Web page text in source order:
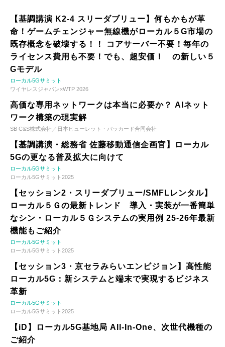
【基調講演 K2-4 スリーダブリュー】何もかもが革
命！ゲームチェンジャー無線機がローカル５G市場の
既存概念を破壊する！！ コアサーバー不要！毎年の
ライセンス費用も不要！でも、超安価！ の新しい５
Gモデル
ローカル5Gサミット
ワイヤレスジャパン×WTP 2026
高価な専用ネットワークは本当に必要か？ AIネット
ワーク構築の現実解
SB C&S株式会社／日本ヒューレット・パッカード合同会社
【基調講演・総務省 佐藤移動通信企画官】ローカル
5Gの更なる普及拡大に向けて
ローカル5Gサミット
ローカル5Gサミット2025
【セッション2・スリーダブリュー/SMFLレンタル】
ローカル５Ｇの最新トレンド 導入・実装が一番簡単
なシン・ローカル５Ｇシステムの実用例 25-26年最新
機能もご紹介
ローカル5Gサミット
ローカル5Gサミット2025
【セッション3・京セラみらいエンビジョン】高性能
ローカル5G：新システムと端末で実現するビジネス
革新
ローカル5Gサミット
ローカル5Gサミット2025
【iD】ローカル5G基地局 All-In-One、次世代機種の
ご紹介